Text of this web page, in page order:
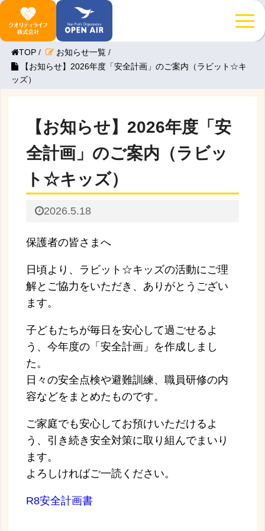
TOP/ お知らせ一覧/
【お知らせ】2026年度「安全計画」のご案内（ラビット☆キ
ッズ）
【お知らせ】2026年度「安
全計画」のご案内（ラビッ
ト☆キッズ）
2026.5.18
保護者の皆さまへ
日頃より、ラビット☆キッズの活動に ご理
解と ご協力 をいただき、 ありがとう ござい
ます。
子どもたちが毎日 を安心して過ごせる よ
う、今年度の「安全計画」 を作成 しま し
た。
日々の安全点検や避難訓練、職員研修の内
容などを まとめた ものです。
ご家庭でも安心してお預けいただける よ
う、 引き続き安全対策に取り組 んでまい り
ます。
よ ろ しければご一読 ください。
R8安全計画書